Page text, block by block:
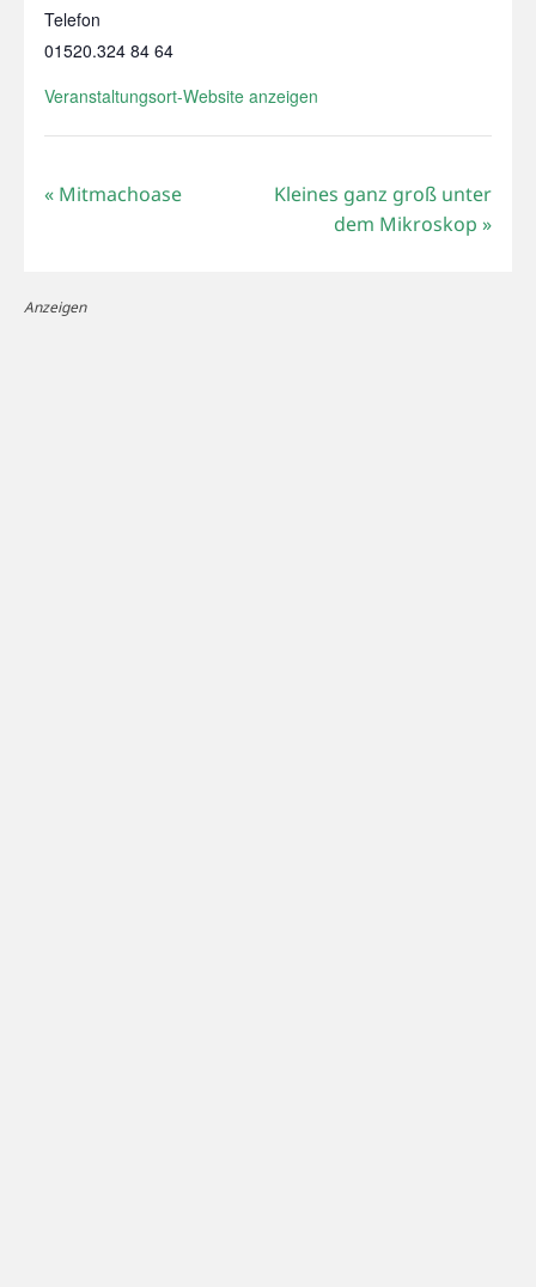
Telefon
01520.324 84 64
Veranstaltungsort-Website anzeigen
«Mitmachoase
Kleines ganz groß unter
dem Mikroskop»
Anzeigen